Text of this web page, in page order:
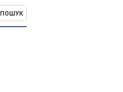
ПОШУК